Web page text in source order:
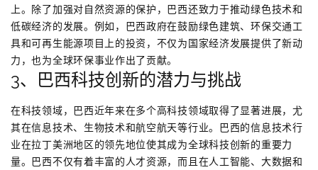
上。除了加强对自然资源的保护，巴西还致力于推动绿色技术和
低碳经济的发展。例如，巴西政府在鼓励绿色建筑、环保交通工
具和可再生能源项目上的投资，不仅为国家经济发展提供了新动
力，也为全球环保事业作出了贡献。
3、巴西科技创新的潜力与挑战
在科技领域，巴西近年来在多个高科技领域取得了显著进展，尤
其在信息技术、生物技术和航空航天等行业。巴西的信息技术行
业在拉丁美洲地区的领先地位使其成为全球科技创新的重要力
量。巴西不仅有着丰富的人才资源，而且在人工智能、大数据和